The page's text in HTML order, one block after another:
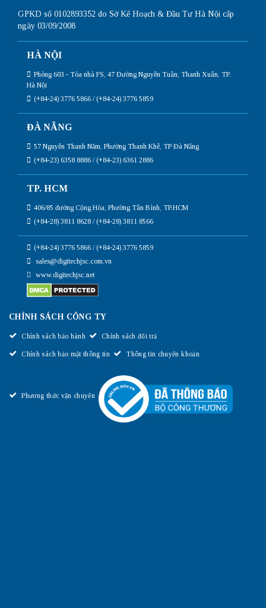
GPKD số 0102893352 do Sở Kế Hoạch & Đầu Tư Hà Nội cấp
ngày 03/09/2008
HÀ NỘI
Phòng 603 - Tòa nhà FS, 47 Đường Nguyễn Tuân, Thanh Xuân, TP.
Hà Nội
(+84-24) 3776 5866 / (+84-24) 3776 5859
ĐÀ NẴNG
57 Nguyễn Thanh Năm, Phường Thanh Khê, TP Đà Nẵng
(+84-23) 6358 8886 / (+84-23) 6361 2886
TP. HCM
406/85 đường Cộng Hòa, Phường Tân Bình, TP.HCM
(+84-28) 3811 8628 / (+84-28) 3811 8566
(+84-24) 3776 5866 / (+84-24) 3776 5859
sales@digitechjsc.com.vn
www.digitechjsc.net
CHÍNH SÁCH CÔNG TY
Chính sách bảo hành Chính sách đổi trả
Chính sách bảo mật thông tin Thông tin chuyển khoản
Phương thức vận chuyển